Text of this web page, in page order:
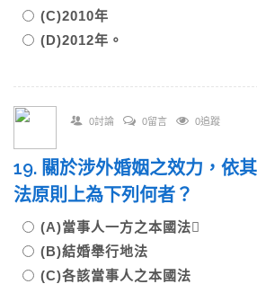
(C)2010年
(D)2012年。
0討論 0留言 0追蹤
19. 關於涉外婚姻之效力，依
法原則上為下列何者？
(A)當事人一方之本國法
(B)結婚舉行地法
(C)各該當事人之本國法